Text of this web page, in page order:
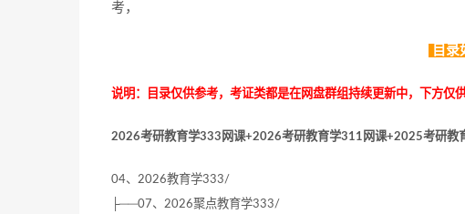
考，
目录
说明：目录仅供参考，考证类都是在网盘群组持续更新中，下方仅
2026考研教育学333网课+2026考研教育学311网课+2025考研
04、2026教育学333/
├──07、2026聚点教育学333/